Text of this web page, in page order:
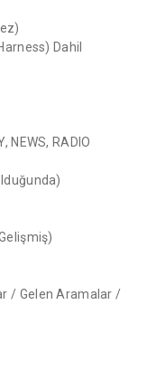
Dahil
NEWS, RADIO
/ Gelen Aramalar /